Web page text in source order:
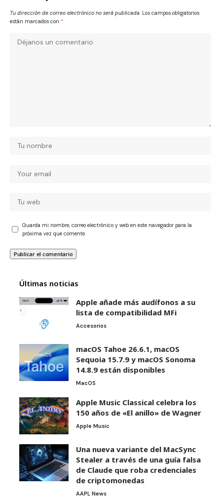
Tu dirección de correo electrónico no será publicada. Los campos obligatorios
están marcados con *
Guarda mi nombre, correo electrónico y web en este navegador para la
próxima vez que comente.
Últimas noticias
Apple añade más audífonos a su
lista de compatibilidad MFi
Accesorios
macOS Tahoe 26.6.1, macOS
Sequoia 15.7.9 y macOS Sonoma
14.8.9 están disponibles
MacOS
Apple Music Classical celebra los
150 años de «El anillo» de Wagner
Apple Music
Una nueva variante del MacSync
Stealer a través de una guía falsa
de Claude que roba credenciales
de criptomonedas
AAPL News